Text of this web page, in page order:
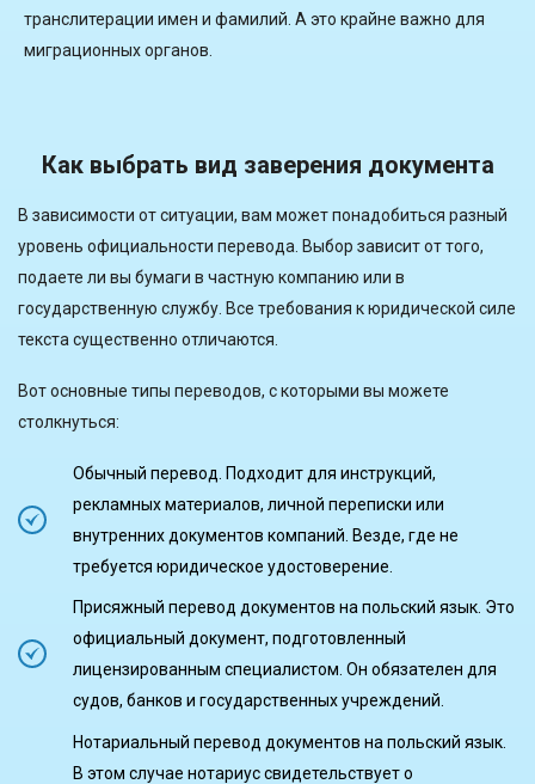
транслитерации имен и фамилий. А это крайне важно для
миграционных органов.
Как выбрать вид заверения документа
В зависимости от ситуации, вам может понадобиться разный
уровень официальности перевода. Выбор зависит от того,
подаете ли вы бумаги в частную компанию или в
государственную службу. Все требования к юридической силе
текста существенно отличаются.
Вот основные типы переводов, с которыми вы можете
столкнуться:
Обычный перевод. Подходит для инструкций,
рекламных материалов, личной переписки или
внутренних документов компаний. Везде, где не
требуется юридическое удостоверение.
Присяжный перевод документов на польский язык. Это
официальный документ, подготовленный
лицензированным специалистом. Он обязателен для
судов, банков и государственных учреждений.
Нотариальный перевод документов на польский язык.
В этом случае нотариус свидетельствует о